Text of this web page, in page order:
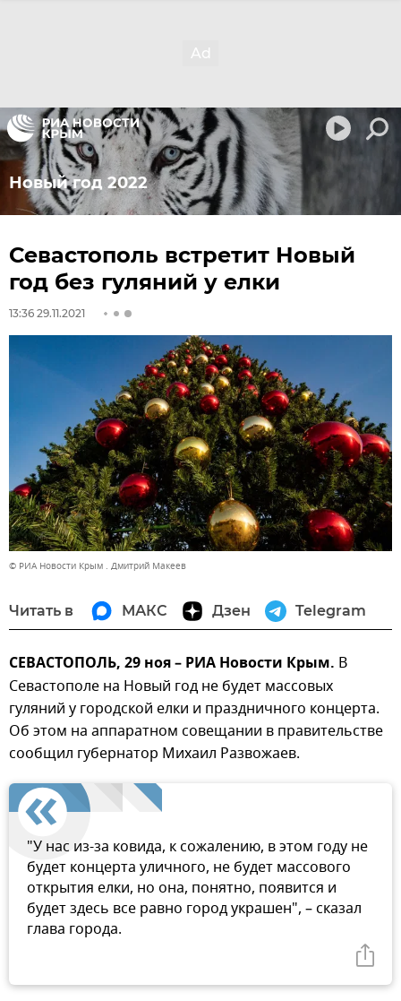
Новый год 2022
Севастополь встретит Новый
год без гуляний у елки
13:36 29.11.2021
© РИА Новости Крым . Дмитрий Макеев
Читать в МАКС Дзен Telegram
СЕВАСТОПОЛЬ, 29 ноя – РИА Новости Крым. В
Севастополе на Новый год не будет массовых
гуляний у городской елки и праздничного концерта.
Об этом на аппаратном совещании в правительстве
сообщил губернатор Михаил Развожаев.
"У нас из-за ковида, к сожалению, в этом году не
будет концерта уличного, не будет массового
открытия елки, но она, понятно, появится и
будет здесь все равно город украшен", – сказал
глава города.